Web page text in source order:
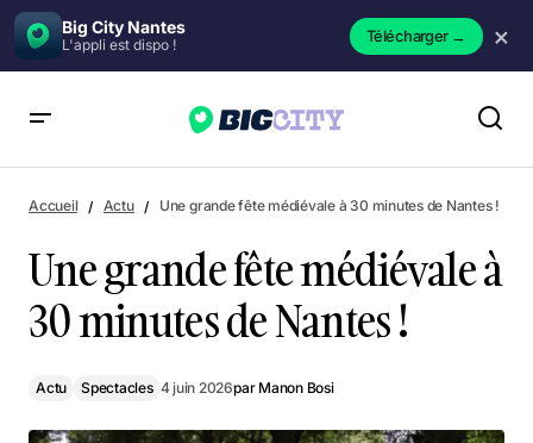
Big City Nantes
L'appli est dispo ! Télécharger→ ×
Accueil Actu Une grande fête médiévale à 30 minutes de Nantes !
Une grande fête médiévale à
30 minutes de Nantes !
Actu Spectacles 4 juin 2026par Manon Bosi